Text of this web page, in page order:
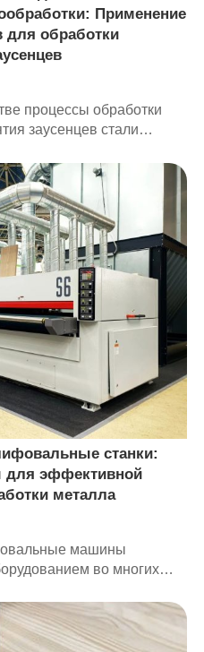
Применение
обработки
процессы обработки
заусенцев стали
В качестве
достижения этой цели
обрабатывающей
шлифовальные станки
станки:
для эффективной
металла
машины
во многих
мебели и
быстро и эффективно
площади и